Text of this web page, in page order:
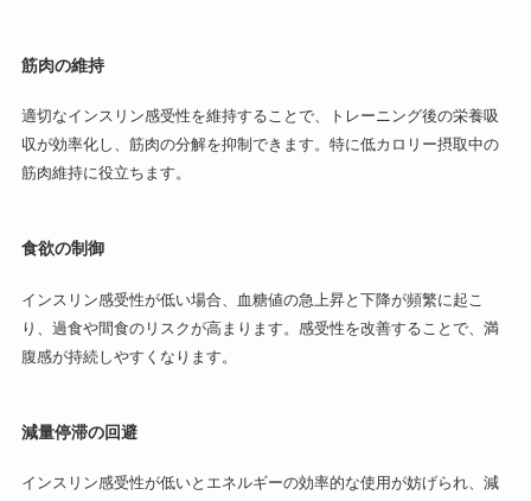
筋肉の維持
適切なインスリン感受性を維持することで、トレーニング後の栄養吸
収が効率化し、筋肉の分解を抑制できます。特に低カロリー摂取中の
筋肉維持に役立ちます。
食欲の制御
インスリン感受性が低い場合、血糖値の急上昇と下降が頻繁に起こ
り、過食や間食のリスクが高まります。感受性を改善することで、満
腹感が持続しやすくなります。
減量停滞の回避
インスリン感受性が低いとエネルギーの効率的な使用が妨げられ、減